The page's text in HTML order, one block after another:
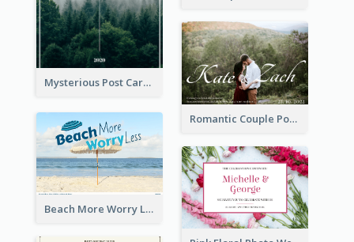
Mysterious Post Card Of Forest
Romantic Couple Post Card
Beach More Worry Less Postcard